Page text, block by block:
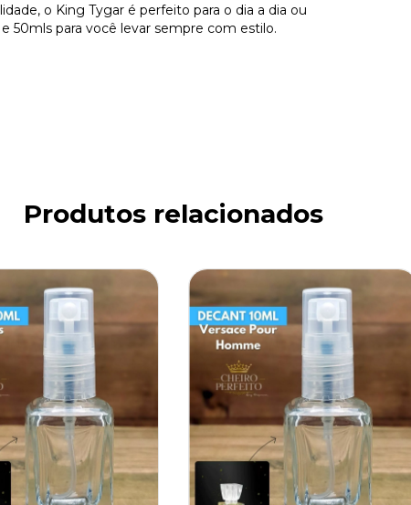
o King Tygar é perfeito para o dia a dia ou
50mls para você levar sempre com estilo.
Produtos relacionados